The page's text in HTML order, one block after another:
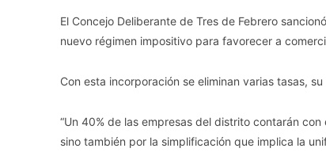
El Concejo Deliberante de Tres de Febrero
nuevo régimen impositivo para favorecer a
Con esta incorporación se eliminan varias tasas,
“Un 40% de las empresas del distrito contarán
sino también por la simplificación que implica la